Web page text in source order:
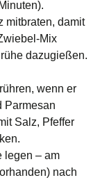
mitbraten, damit
Mix
dazugießen.
wenn er
Parmesan
Salz, Pfeffer
legen – am
nach